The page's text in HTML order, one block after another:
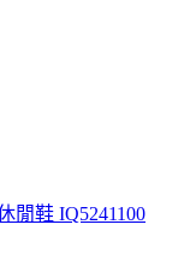
閒鞋 IQ5241100